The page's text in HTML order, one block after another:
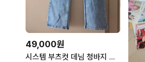
49,000원
시스템 부츠컷 데님 청바지 라이트블루